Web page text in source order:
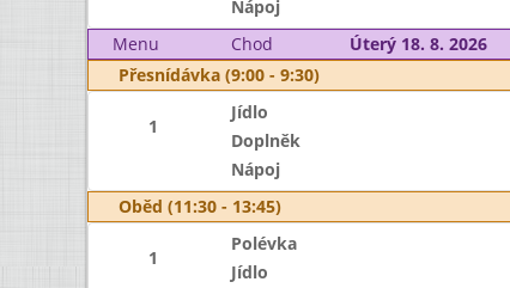
Nápoj
Menu
Chod Úterý 18. 8. 2026
Přesnídávka (9:00 - 9:30)
1
Jídlo
Doplněk
Nápoj
Oběd (11:30 - 13:45)
1
Polévka
Jídlo